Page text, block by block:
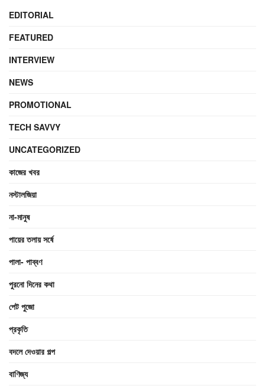
EDITORIAL
FEATURED
INTERVIEW
NEWS
PROMOTIONAL
TECH SAVVY
UNCATEGORIZED
কাজের খবর
নস্টালজিয়া
না-মানুষ
পায়ের তলায় সর্ষে
পালা- পাব্বণ
পুরনো দিনের কথা
পেট পুজো
প্রকৃতি
বদলে দেওয়ার গল্প
বাণিজ্য